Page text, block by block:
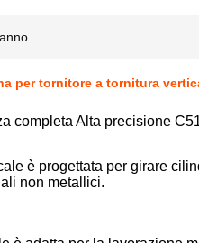
per tornitore a tornitura
completa Alta precisione
è progettata per girare
non metallici.